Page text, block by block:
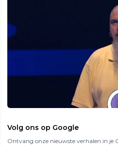
Volg ons op Google
Ontvang onze nieuwste verhalen in je